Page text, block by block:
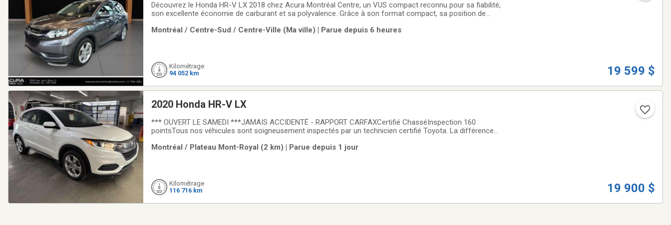
Découvrez le Honda HR-V LX 2018 chez Acura Montréal Centre, un VUS compact reconnu pour sa fiabilité,
son excellente économie de carburant et sa polyvalence. Grâce à son format compact, sa position de
escapades de fin de semaine.À
Montréal / Centre-Sud / Centre-Ville (Ma ville) | Parue depuis 6 heures
Kilométrage
94 052 km
19 599 $
2020 Honda HR-V LX
*** OUVERT LE SAMEDI ***JAMAIS ACCIDENTÉ - RAPPORT CARFAXCertifié ChasséInspection 160
pointsTous nos véhicules sont soigneusement inspectés par un technicien certifié Toyota. La différence
être fait pour que vous partiez avec votre nouveau
Montréal / Plateau Mont-Royal (2 km) | Parue depuis 1 jour
Kilométrage
116 716 km
19 900 $